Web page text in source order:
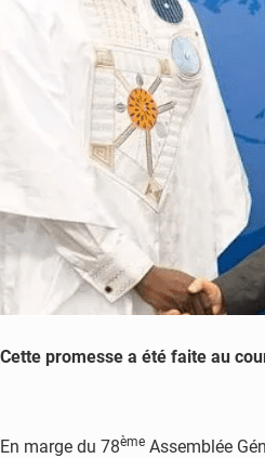
Cette promesse a été faite au
En marge du 78ème Assemblée